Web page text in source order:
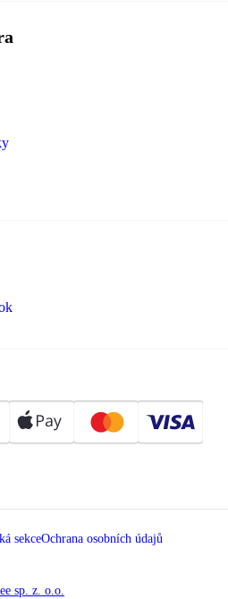
sekceOchrana osobních údajů
sp. z. o.o.